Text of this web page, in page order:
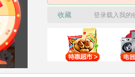
收藏 登录载入我